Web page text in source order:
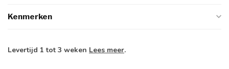
Kenmerken
Levertijd 1 tot 3 weken Lees meer.